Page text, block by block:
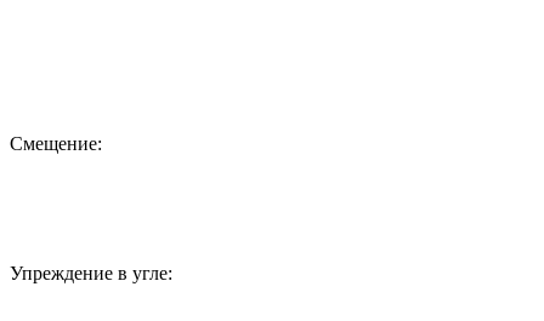
Смещение:
Упреждение в угле: